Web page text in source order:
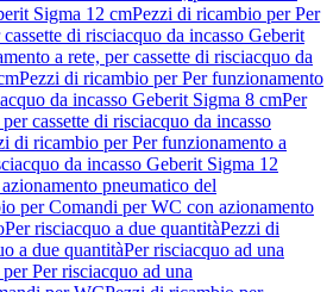
Sigma 12 cmPezzi di ricambio per Per
di risciacquo da incasso Geberit
a rete, per cassette di risciacquo da
Pezzi di ricambio per Per funzionamento
da incasso Geberit Sigma 8 cmPer
cassette di risciacquo da incasso
di ricambio per Per funzionamento a
da incasso Geberit Sigma 12
pneumatico del
per Comandi per WC con azionamento
Per risciacquo a due quantitàPezzi di
a due quantitàPer risciacquo ad una
Per risciacquo ad una